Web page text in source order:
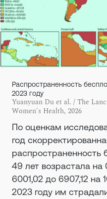
Распространенность
2023 году
Yuanyuan Du et al. / The
Women's Health, 2026
По оценкам
год
49 лет возрастала на
6001,02 до 6907,12 на
2023 году им